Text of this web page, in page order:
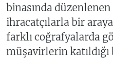
binasında
ihracatçılarla bir
farklı coğrafyalarda
müşavirlerin